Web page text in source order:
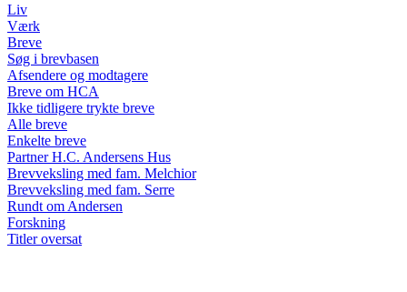
Liv
Værk
Breve
Søg i brevbasen
Afsendere og modtagere
Breve om HCA
Ikke tidligere trykte breve
Alle breve
Enkelte breve
Partner H.C. Andersens Hus
Brevveksling med fam. Melchior
Brevveksling med fam. Serre
Rundt om Andersen
Forskning
Titler oversat